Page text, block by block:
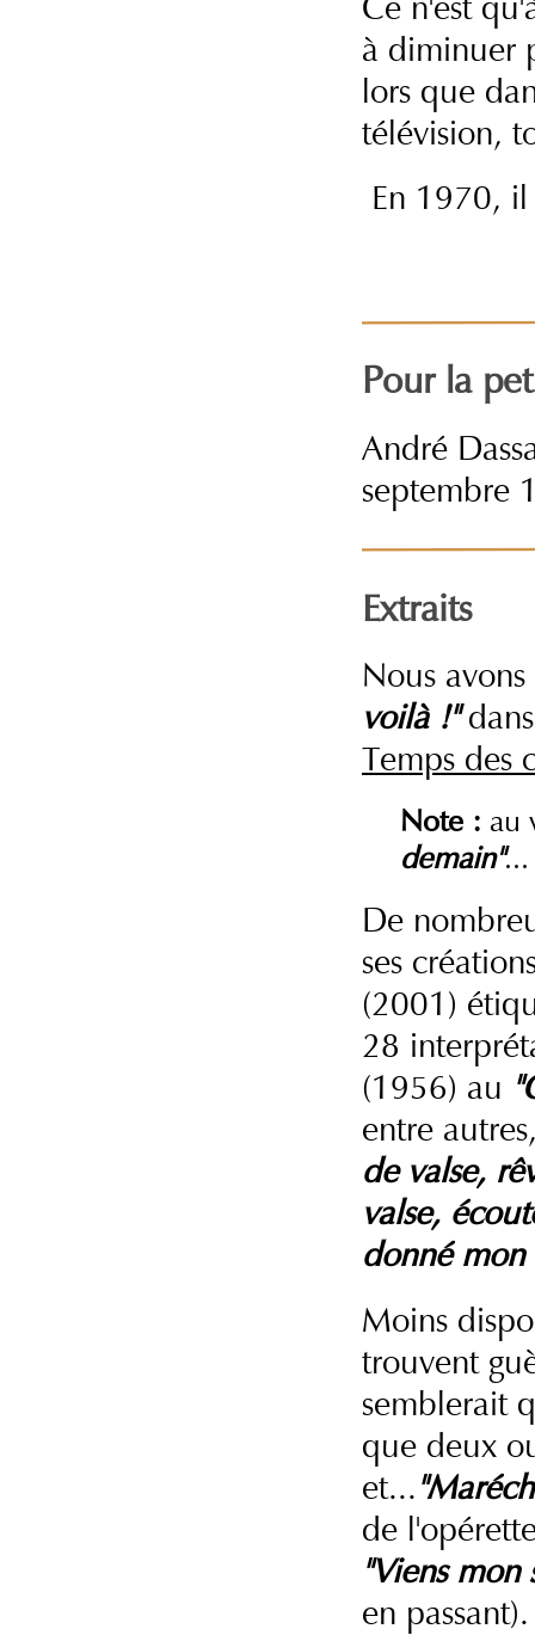
à diminuer
lors que
télévision,
En 1970,
Pour la
André
septembre
Extraits
Nous
voilà !"
Temps des
Note : au
demain"...
De
ses
(2001)
28
(1956) au
entre
de valse,
valse,
donné
Moins
trouvent
semblerait
que deux
et...
de
"Viens
en passant).